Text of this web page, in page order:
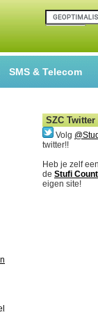
SMS & Telecom
SZC Twitter
Volg
twitter!!
Heb je zelf
de Stufi
eigen site!